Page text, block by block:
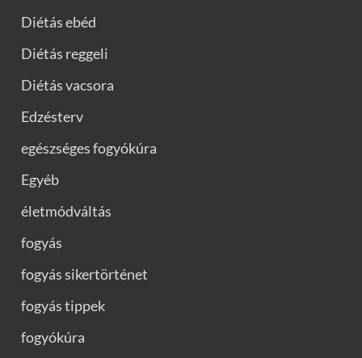
Diétás ebéd
Diétás reggeli
Diétás vacsora
Edzésterv
egészséges fogyókúra
Egyéb
életmódváltás
fogyás
fogyás sikertörténet
fogyás tippek
fogyókúra